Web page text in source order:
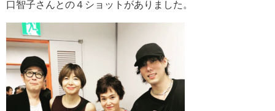
口智子さんとの４ショットがありました。